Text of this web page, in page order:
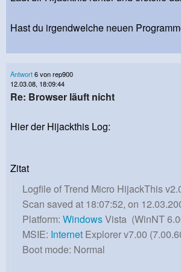
Hast du irgendwelche neuen
Antwort6 von rep900
12.03.08, 18:09:44
Re: Browser läuft nicht
Hier der Hijackthis Log:
Zitat
Logfile of Trend Micro HijackThis
Scan saved at 18:07:52, on
Platform: WindowsVista (WinNT
MSIE: Internet Explorer v7.00
Boot mode: Normal